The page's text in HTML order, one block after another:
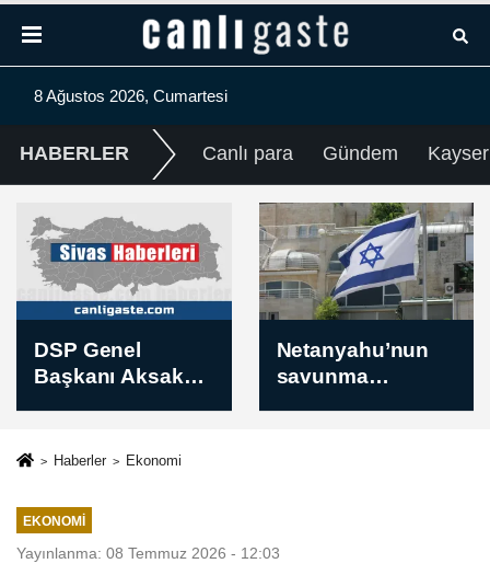
8 Ağustos 2026, Cumartesi
HABERLER Canlı para Gündem
Netanyahu’nun
savunma
artış talep ettiği
ABD'de Myanmar
ve Güney Sudan
Haberler Ekonomi
EKONOMI
Yayınlanma: 08 Temmuz 2026 - 12:03